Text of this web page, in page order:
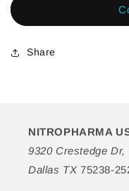
Día
Día
Share
NITROPHARMA
9320 Crestedge Dr,
Dallas TX 75238-